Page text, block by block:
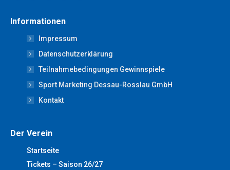
opens
new
window
opens
in
new
window
opens
in
new
window
opens
in
new
window
new
window
Informationen
Impressum
Datenschutzerklärung
Teilnahmebedingungen Gewinnspiele
Sport Marketing Dessau-Rosslau GmbH
Kontakt
Der Verein
Startseite
Tickets – Saison 26/27